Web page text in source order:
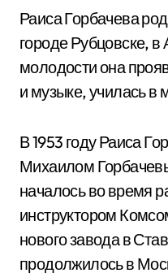
Раиса Горбачева
городе Рубцовске,
молодости она
и музыке, училась
В 1953 году Раиса
Михаилом
началось во время
инструктором
нового завода в
продолжилось в